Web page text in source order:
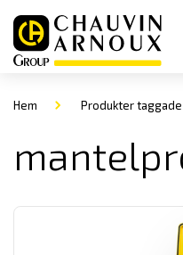
Hem Produkter